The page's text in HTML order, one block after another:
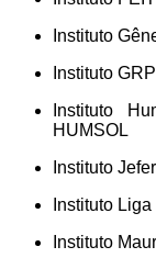
Instituto
Instituto
Instituto
HUMSOL
Instituto
Instituto Liga
Instituto